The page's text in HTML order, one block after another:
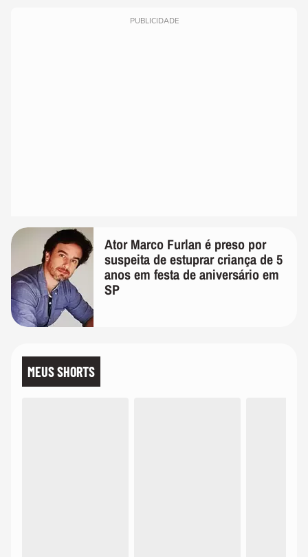
PUBLICIDADE
Ator Marco Furlan é preso por
suspeita de estuprar criança de 5
anos em festa de aniversário em
SP
MEUS SHORTS